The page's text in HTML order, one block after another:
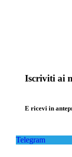
Iscriviti ai
E ricevi in
Telegram